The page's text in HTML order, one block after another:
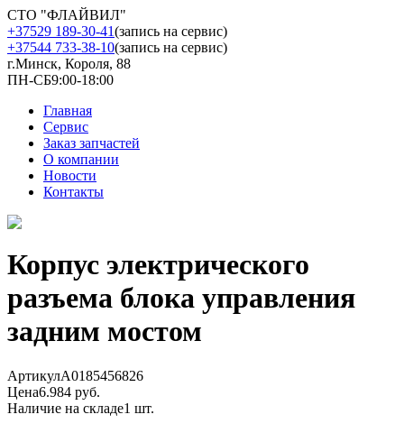
СТО "ФЛАЙВИЛ"
+37529 189-30-41(запись на сервис)
+37544 733-38-10(запись на сервис)
г.Минск, Короля, 88
ПН-СБ9:00-18:00
Главная
Сервис
Заказ запчастей
О компании
Новости
Контакты
Корпус электрического
разъема блока управления
задним мостом
АртикулA0185456826
Цена6.984 руб.
Наличие на складе1 шт.